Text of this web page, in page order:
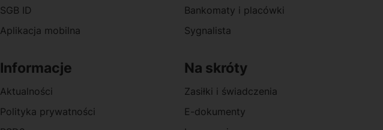
SGB ID
Aplikacja mobilna
Bankomaty i placówki
Sygnalista
Informacje
Aktualności
Polityka prywatności
Na skróty
Zasiłki i świadczenia
E-dokumenty